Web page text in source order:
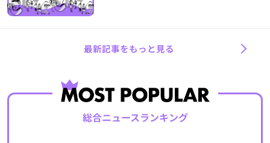
最新記事をもっと見る
総合ニュースランキング